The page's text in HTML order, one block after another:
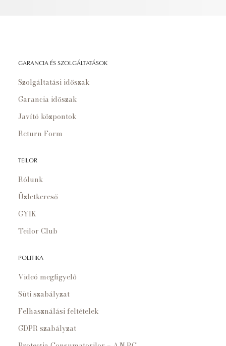
GARANCIA ÉS SZOLGÁLTATÁSOK
Szolgáltatási időszak
Garancia időszak
Javító központok
Return Form
TEILOR
Rólunk
Üzletkereső
GYIK
Teilor Club
POLITIKA
Videó megfigyelő
Süti szabályzat
Felhasználási feltételek
GDPR szabályzat